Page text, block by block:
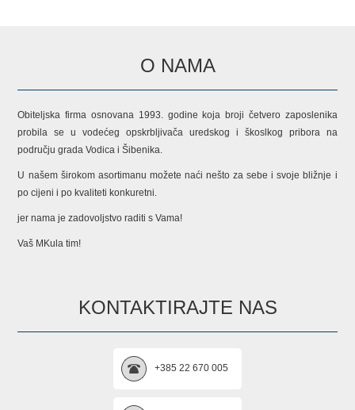
O NAMA
Obiteljska firma osnovana 1993. godine koja broji četvero zaposlenika
probila se u vodećeg opskrbljivača uredskog i škoslkog pribora na
području grada Vodica i Šibenika.
U našem širokom asortimanu možete naći nešto za sebe i svoje bližnje i
po cijeni i po kvaliteti konkuretni.
jer nama je zadovoljstvo raditi s Vama!
Vaš MKula tim!
KONTAKTIRAJTE NAS
+385 22 670 005